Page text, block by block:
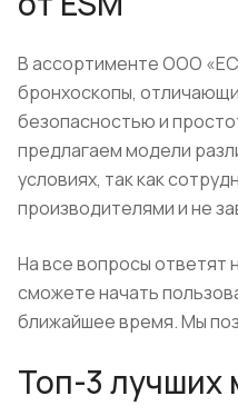
В ассортименте ООО
бронхоскопы,
безопасностью и
предлагаем модели
условиях, так как
производителями и не
На все вопросы ответят
сможете начать
ближайшее время. Мы
Топ-3 лучших